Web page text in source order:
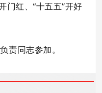
门红、“十五五”开好
责同志参加。